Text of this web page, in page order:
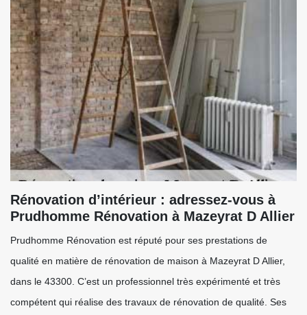
Rénovation d’intérieur : adressez-vous à
Prudhomme Rénovation à Mazeyrat D Allier
Prudhomme Rénovation est réputé pour ses prestations de
qualité en matière de rénovation de maison à Mazeyrat D Allier,
dans le 43300. C’est un professionnel très expérimenté et très
compétent qui réalise des travaux de rénovation de qualité. Ses